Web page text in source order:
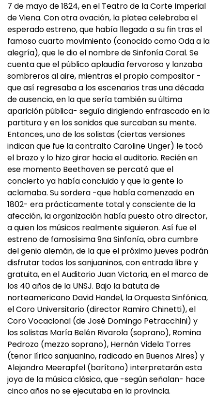
7 de mayo de 1824, en el Teatro de la Corte Imperial
de Viena. Con otra ovación, la platea celebraba el
esperado estreno, que había llegado a su fin tras el
famoso cuarto movimiento (conocido como Oda a la
alegría), que le dio el nombre de Sinfonía Coral. Se
cuenta que el público aplaudía fervoroso y lanzaba
sombreros al aire, mientras el propio compositor -
que así regresaba a los escenarios tras una década
de ausencia, en la que sería también su última
aparición pública- seguía dirigiendo enfrascado en la
partitura y en los sonidos que surcaban su mente.
Entonces, uno de los solistas (ciertas versiones
indican que fue la contralto Caroline Unger) le tocó
el brazo y lo hizo girar hacia el auditorio. Recién en
ese momento Beethoven se percató que el
concierto ya había concluido y que la gente lo
aclamaba. Su sordera -que había comenzado en
1802- era prácticamente total y consciente de la
afección, la organización había puesto otro director,
a quien los músicos realmente siguieron. Así fue el
estreno de famosísima 9na Sinfonía, obra cumbre
del genio alemán, de la que el próximo jueves podrán
disfrutar todos los sanjuaninos, con entrada libre y
gratuita, en el Auditorio Juan Victoria, en el marco de
los 40 años de la UNSJ. Bajo la batuta de
norteamericano David Handel, la Orquesta Sinfónica,
el Coro Universitario (director Ramiro Chinetti), el
Coro Vocacional (de José Domingo Petracchini) y
los solistas María Belén Rivarola (soprano), Romina
Pedrozo (mezzo soprano), Hernán Videla Torres
(tenor lírico sanjuanino, radicado en Buenos Aires) y
Alejandro Meerapfel (barítono) interpretarán esta
joya de la música clásica, que -según señalan- hace
cinco años no se ejecutaba en la provincia.